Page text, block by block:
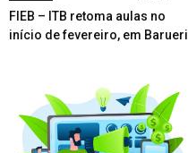
FIEB – ITB retoma aulas no
início de fevereiro, em Barueri